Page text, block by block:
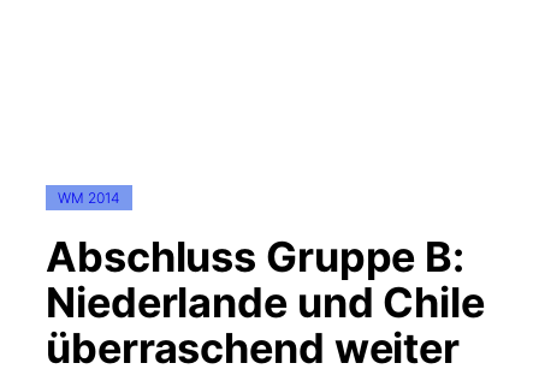
WM 2014
Abschluss Gruppe B:
Niederlande und Chile
überraschend weiter